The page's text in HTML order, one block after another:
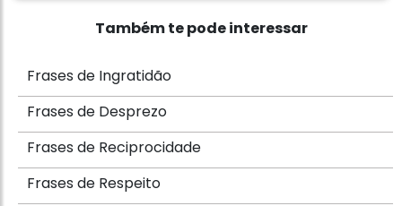
Também te pode interessar
Frases de Ingratidão
Frases de Desprezo
Frases de Reciprocidade
Frases de Respeito